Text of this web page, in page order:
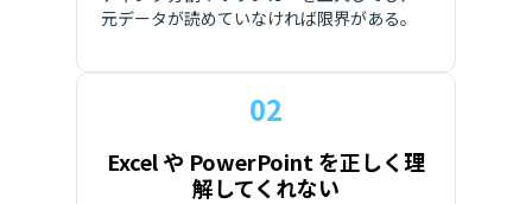
元データが読めていなければ限界がある。
02
Excel や PowerPoint を正しく理
解してくれない